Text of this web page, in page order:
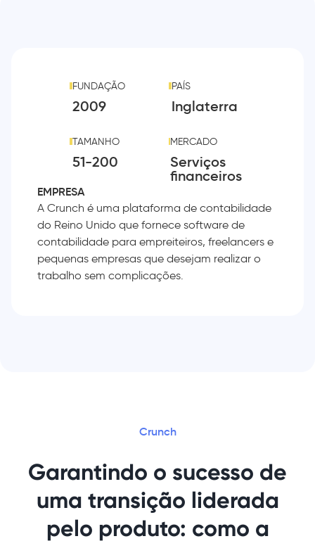
FUNDAÇÃO
2009
PAÍS
Inglaterra
TAMANHO
51-200
MERCADO
Serviços
financeiros
EMPRESA
A Crunch é uma plataforma de contabilidade
do Reino Unido que fornece software de
contabilidade para empreiteiros, freelancers e
pequenas empresas que desejam realizar o
trabalho sem complicações.
Crunch
Garantindo o sucesso de
uma transição liderada
pelo produto: como a